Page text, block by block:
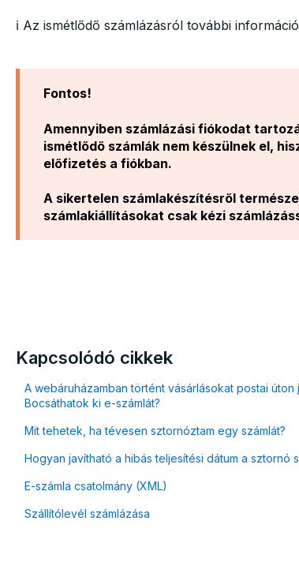
ℹ️ Az ismétlődő számlázásról további
Fontos!
Amennyiben számlázási fiókodat
ismétlődő számlák nem készülnek el,
előfizetés a fiókban.
A sikertelen számlakészítésről
számlakiállításokat csak kézi
Kapcsolódó cikkek
A webáruházamban történt vásárlásokat postai
Bocsáthatok ki e-számlát?
Mit tehetek, ha tévesen sztornóztam egy számlát?
Hogyan javítható a hibás teljesítési dátum a sztornó
E-számla csatolmány (XML)
Szállítólevél számlázása